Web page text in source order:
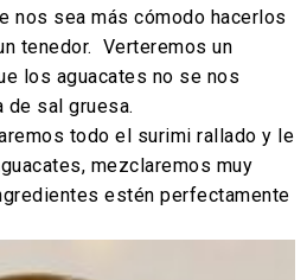
nos sea más cómodo hacerlos
tenedor. Verteremos un
los aguacates no se nos
de sal gruesa.
todo el surimi rallado y le
mezclaremos muy
estén perfectamente